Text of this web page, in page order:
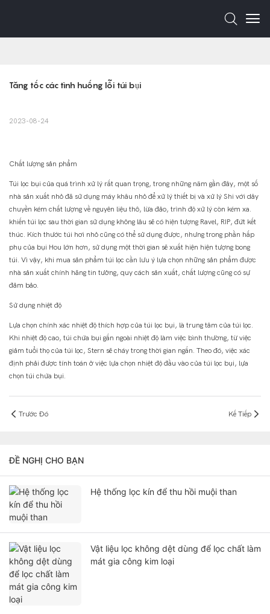
Tăng tốc các tình huống lỗi túi bụi
2023-08-24
Chất lượng sản phẩm
Túi lọc bụi của quá trình xử lý rất quan trọng, trong những năm gần đây, một số
nhà sản xuất nhỏ đã sử dụng máy khâu nhỏ để xử lý thiết bị và xử lý Shi với dây
chuyền kém chất lượng về nguyên liệu thô, lừa đảo, trình độ xử lý còn kém xa.
khiến túi lọc sau thời gian sử dụng không lâu sẽ có hiện tượng Ravel, RIP, đứt kết
thúc. Kích thước túi hơi nhỏ cũng có thể sử dụng được, nhưng trong phần hấp
phụ của bụi Hou lớn hơn, sử dụng một thời gian sẽ xuất hiện hiện tượng bong
túi. Vì vậy, khi mua sản phẩm túi lọc cần lưu ý lựa chọn những sản phẩm được
nhà sản xuất chính hãng tin tưởng, quy cách sản xuất, chất lượng cũng có sự
đảm bảo.
Sử dụng nhiệt độ
Lựa chọn chính xác nhiệt độ thích hợp của túi lọc bụi, là trung tâm của túi lọc.
Khi nhiệt độ cao, túi chứa bụi gắn ngoài nhiệt độ làm việc bình thường, từ việc
giảm tuổi thọ của túi lọc, Stern sẽ cháy trong thời gian ngắn. Theo đó, việc xác
định phải được tính toán ở việc lựa chọn nhiệt độ đầu vào của túi lọc bụi, lựa
chọn túi chứa bụi.
Trước Đó Kế Tiếp
ĐỀ NGHỊ CHO BẠN
Hệ thống lọc kín để thu hồi muội than
Vật liệu lọc không dệt dùng để lọc chất làm
mát gia công kim loại